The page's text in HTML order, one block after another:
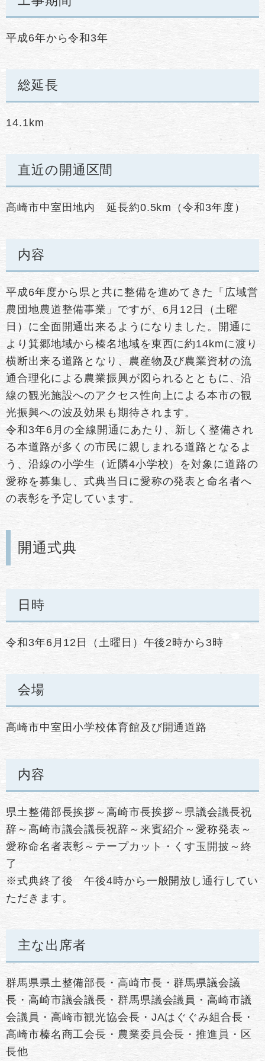
平成6年から令和3年
総延長
14.1km
直近の開通区間
高崎市中室田地内 延長約0.5km（令和3年度）
内容
平成6年度から県と共に整備を進めてきた「広域営
農団地農道整備事業」ですが、6月12日（土曜
日）に全面開通出来るようになりました。開通に
より箕郷地域から榛名地域を東西に約14kmに渡り
横断出来る道路となり、農産物及び農業資材の流
通合理化による農業振興が図られるとともに、沿
線の観光施設へのアクセス性向上による本市の観
光振興への波及効果も期待されます。
令和3年6月の全線開通にあたり、新しく整備され
る本道路が多くの市民に親しまれる道路となるよ
う、沿線の小学生（近隣4小学校）を対象に道路の
愛称を募集し、式典当日に愛称の発表と命名者へ
の表彰を予定しています。
開通式典
日時
令和3年6月12日（土曜日）午後2時から3時
会場
高崎市中室田小学校体育館及び開通道路
内容
県土整備部長挨拶～高崎市長挨拶～県議会議長祝
辞～高崎市議会議長祝辞～来賓紹介～愛称発表～
愛称命名者表彰～テープカット・くす玉開披～終
了
※式典終了後 午後4時から一般開放し通行してい
ただきます。
主な出席者
群馬県県土整備部長・高崎市長・群馬県議会議
長・高崎市議会議長・群馬県議会議員・高崎市議
会議員・高崎市観光協会長・JAはぐぐみ組合長・
高崎市榛名商工会長・農業委員会長・推進員・区
長他